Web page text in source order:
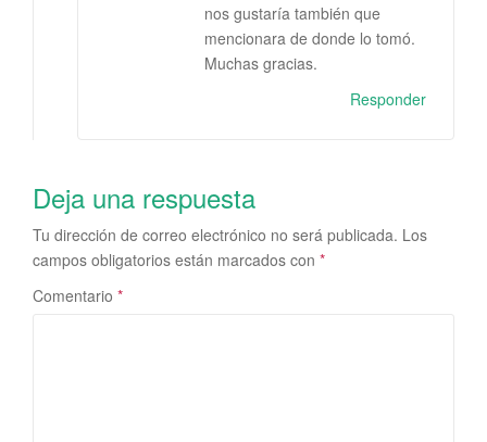
nos gustaría también que
mencionara de donde lo tomó.
Muchas gracias.
Responder
Deja una respuesta
Tu dirección de correo electrónico no será publicada. Los
campos obligatorios están marcados con *
Comentario *